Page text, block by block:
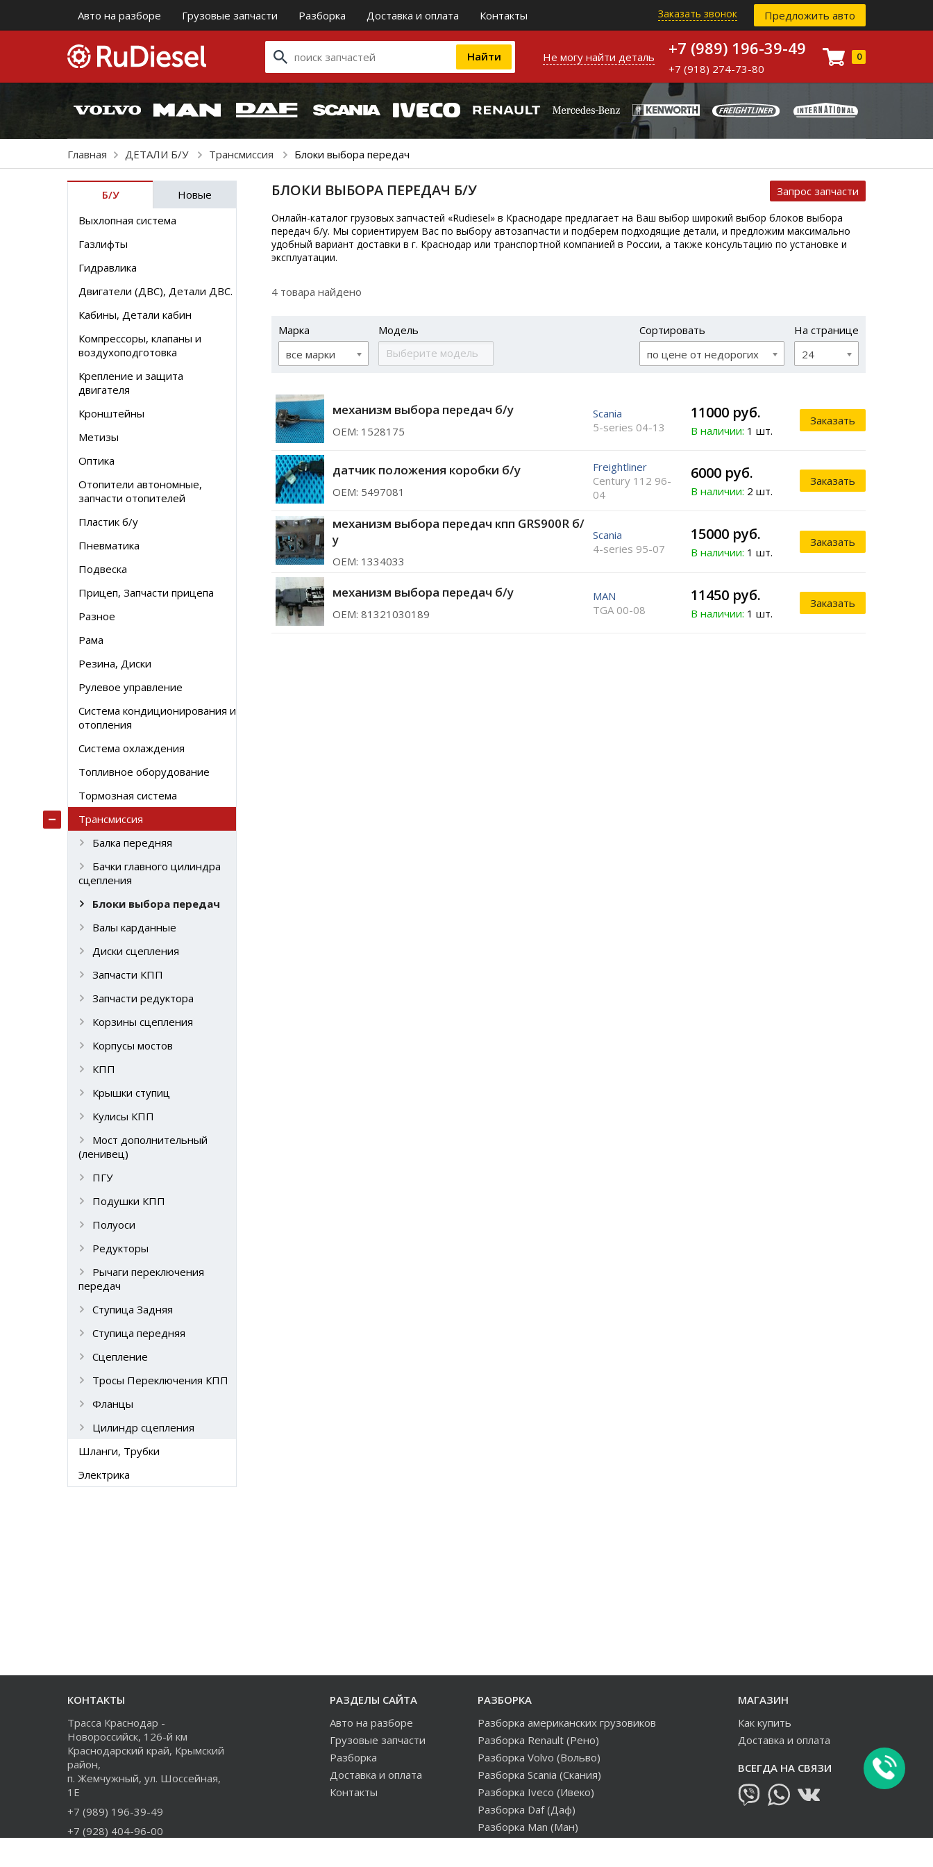
Авто на разборе Грузовые запчасти Разборка Доставка и оплата Контакты Заказать звонок Предложить авто
Не могу найти деталь +7 (989) 196-39-49
+7 (918) 274-73-80
0
Главная ДЕТАЛИ Б/У Трансмиссия Блоки выбора передач
Б/У
Новые
Выхлопная система
Газлифты
Гидравлика
Двигатели (ДВС), Детали ДВС.
Кабины, Детали кабин
Компрессоры, клапаны и
воздухоподготовка
Крепление и защита
двигателя
Кронштейны
Метизы
Оптика
Отопители автономные,
запчасти отопителей
Пластик б/у
Пневматика
Подвеска
Прицеп, Запчасти прицепа
Разное
Рама
Резина, Диски
Рулевое управление
Система кондиционирования и
отопления
Система охлаждения
Топливное оборудование
Тормозная система
Трансмиссия
Балка передняя
Бачки главного цилиндра
сцепления
Блоки выбора передач
Валы карданные
Диски сцепления
Запчасти КПП
Запчасти редуктора
Корзины сцепления
Корпусы мостов
КПП
Крышки ступиц
Кулисы КПП
Мост дополнительный
(ленивец)
ПГУ
Подушки КПП
Полуоси
Редукторы
Рычаги переключения
передач
Ступица Задняя
Ступица передняя
Сцепление
Тросы Переключения КПП
Фланцы
Цилиндр сцепления
Шланги, Трубки
Электрика
БЛОКИ ВЫБОРА ПЕРЕДАЧ Б/У Запрос запчасти
Онлайн-каталог грузовых запчастей «Rudiesel» в Краснодаре предлагает на Ваш выбор широкий выбор блоков выбора
передач б/у. Мы сориентируем Вас по выбору автозапчасти и подберем подходящие детали, и предложим максимально
удобный вариант доставки в г. Краснодар или транспортной компанией в России, а также консультацию по установке и
эксплуатации.
4 товара найдено
Марка
все марки
Модель
Сортировать
по цене от недорогих
На странице
24
механизм выбора передач б/у
ОЕМ: 1528175
Scania
5-series 04-13
11000 руб.
В наличии: 1 шт.
Заказать
датчик положения коробки б/у
ОЕМ: 5497081
Freightliner
Century 112 96-
04
6000 руб.
В наличии: 2 шт.
Заказать
механизм выбора передач кпп GRS900R б/
у
ОЕМ: 1334033
Scania
4-series 95-07
15000 руб.
В наличии: 1 шт.
Заказать
механизм выбора передач б/у
ОЕМ: 81321030189
MAN
TGA 00-08
11450 руб.
В наличии: 1 шт.
Заказать
КОНТАКТЫ
Трасса Краснодар -
Новороссийск, 126-й км
Краснодарский край, Крымский
район,
п. Жемчужный, ул. Шоссейная,
1Е
+7 (989) 196-39-49
+7 (928) 404-96-00
РАЗДЕЛЫ САЙТА
Авто на разборе
Грузовые запчасти
Разборка
Доставка и оплата
Контакты
РАЗБОРКА
Разборка американских грузовиков
Разборка Renault (Рено)
Разборка Volvo (Вольво)
Разборка Scania (Скания)
Разборка Iveco (Ивеко)
Разборка Daf (Даф)
Разборка Man (Ман)
МАГАЗИН
Как купить
Доставка и оплата
ВСЕГДА НА СВЯЗИ